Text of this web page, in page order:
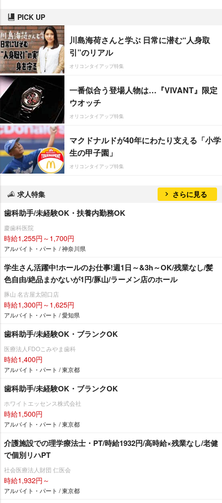
PICK UP
川島海荷さんと学ぶ 日常に潜む“人身取
引”のリアル
オリコンタイアップ特集
一番似合う登場人物は…『VIVANT』限定
ウオッチ
オリコンタイアップ特集
マクドナルドが40年にわたり支える「小学
生の甲子園」
オリコンタイアップ特集
求人特集 さらに見る
歯科助手/未経験OK・扶養内勤務OK
慶歯科医院
時給1,255円～1,700円
アルバイト・パート / 神奈川県
学生さん活躍中!ホールのお仕事!週1日～&3h～OK/残業なし/髪
色自由/絶品まかないが1円/豚山/ラーメン店のホール
豚山 名古屋太閤口店
時給1,300円～1,625円
アルバイト・パート / 愛知県
歯科助手/未経験OK・ブランクOK
医療法人FDOこみやま歯科
時給1,400円
アルバイト・パート / 東京都
歯科助手/未経験OK・ブランクOK
ホワイトエッセンス株式会社
時給1,500円
アルバイト・パート / 東京都
介護施設での理学療法士・PT/時給1932円/高時給×残業なし/老健
で個別リハPT
社会医療法人財団 仁医会
時給1,932円～
アルバイト・パート / 東京都